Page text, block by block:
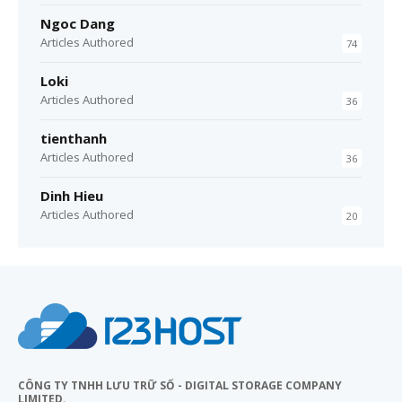
Ngoc Dang
Articles Authored 74
Loki
Articles Authored 36
tienthanh
Articles Authored 36
Dinh Hieu
Articles Authored 20
CÔNG TY TNHH LƯU TRỮ SỐ - DIGITAL STORAGE COMPANY
LIMITED.